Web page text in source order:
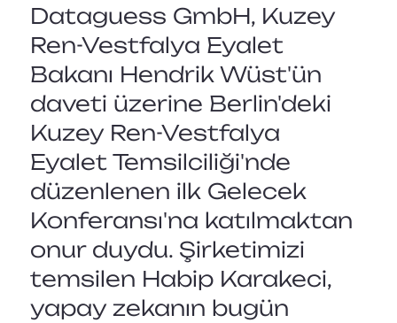
Dataguess GmbH, Kuzey
Ren-Vestfalya Eyalet
Bakanı Hendrik Wüst'ün
daveti üzerine Berlin'deki
Kuzey Ren-Vestfalya
Eyalet Temsilciliği'nde
düzenlenen ilk Gelecek
Konferansı'na katılmaktan
onur duydu. Şirketimizi
temsilen Habip Karakeci,
yapay zekanın bugün